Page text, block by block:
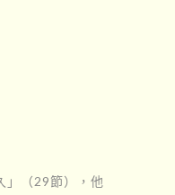
」（29節），他